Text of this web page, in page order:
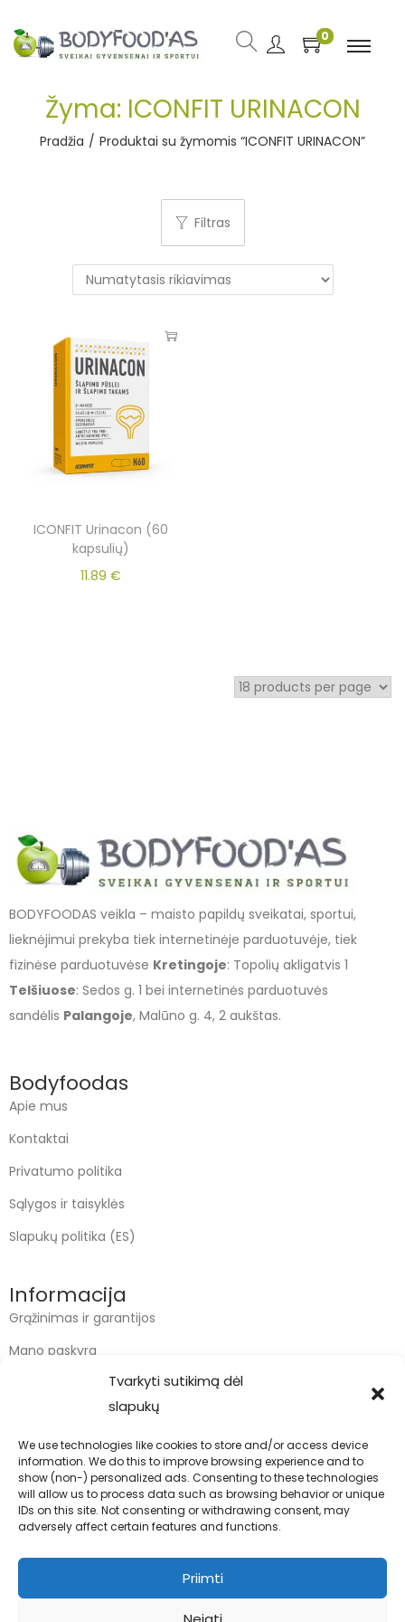
Tvarkyti sutikimą dėl
slapukų
We use technologies like cookies to store and/or access device
information. We do this to improve browsing experience and to
show (non-) personalized ads. Consenting to these technologies
will allow us to process data such as browsing behavior or unique
IDs on this site. Not consenting or withdrawing consent, may
adversely affect certain features and functions.
Priimti
0
Žyma: ICONFIT URINACON
Pradžia / Produktai su žymomis “ICONFIT URINACON”
Filtras
ICONFIT Urinacon (60
kapsulių)
11.89€
BODYFOODAS veikla – maisto papildų sveikatai, sportui,
lieknėjimui prekyba tiek internetinėje parduotuvėje, tiek
fizinėse parduotuvėse Kretingoje: Topolių akligatvis 1
Telšiuose: Sedos g. 1 bei internetinės parduotuvės
sandėlis Palangoje, Malūno g. 4, 2 aukštas.
Bodyfoodas
Apie mus
Kontaktai
Privatumo politika
Sąlygos ir taisyklės
Slapukų politika (ES)
Informacija
Grąžinimas ir garantijos
Mano paskyra
Kontaktai
info@bodyfoodas.lt
+370 600 77017